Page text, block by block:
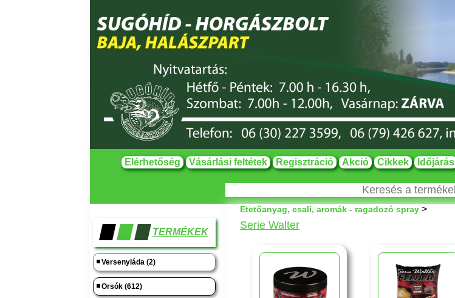
Elérhetőség Vásárlási feltétek Regisztráció Akció Cikkek Időjárás
TERMÉKEK
Versenyláda (2)
Orsók (612)
Etetőanyag, csali, aromák - ragadozó spray >
Serie Walter